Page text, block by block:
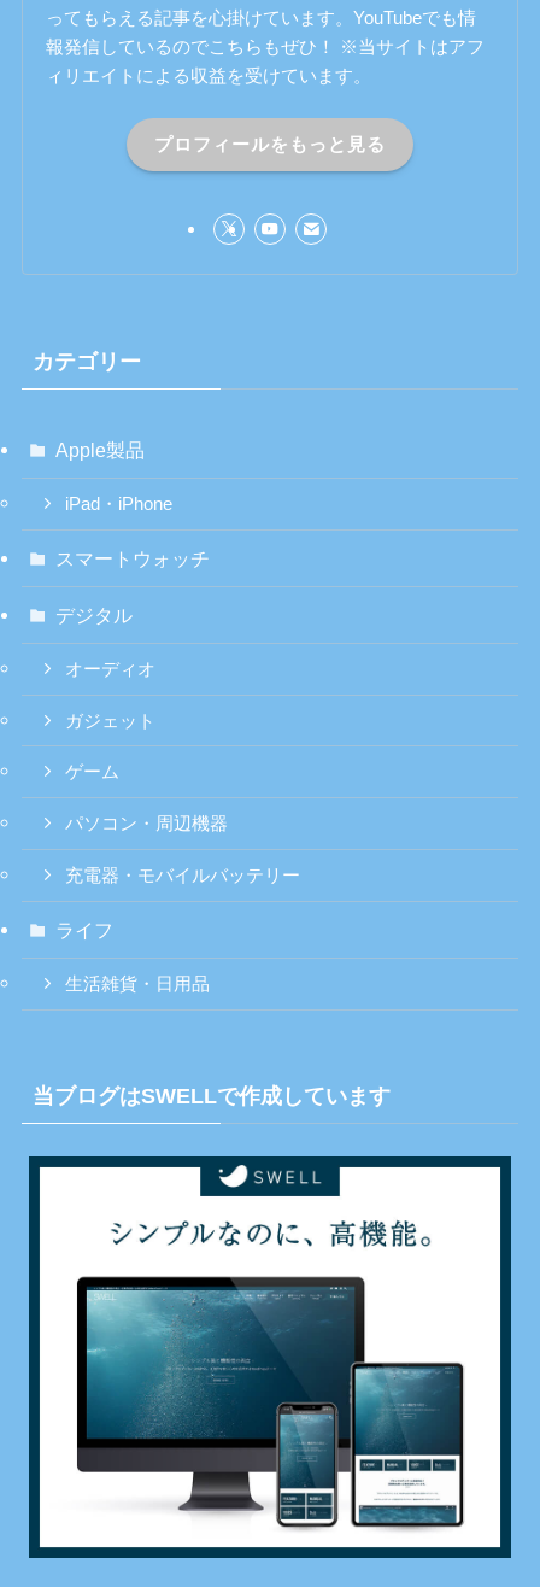
ってもらえる記事を心掛けています。YouTubeでも情
報発信しているのでこちらもぜひ！ ※当サイトはアフ
ィリエイトによる収益を受けています。
プロフィールをもっと見る
カテゴリー
Apple製品
iPad・iPhone
スマートウォッチ
デジタル
オーディオ
ガジェット
ゲーム
パソコン・周辺機器
充電器・モバイルバッテリー
ライフ
生活雑貨・日用品
当ブログはSWELLで作成しています